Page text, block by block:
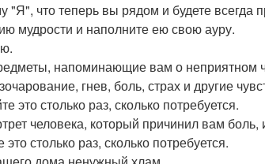
"Я", что теперь вы рядом и будете всегда
мудрости и наполните ею свою ауру.
напоминающие вам о неприятном
гнев, боль, страх и другие
это столько раз, сколько потребуется.
человека, который причинил вам боль,
столько раз, сколько потребуется.